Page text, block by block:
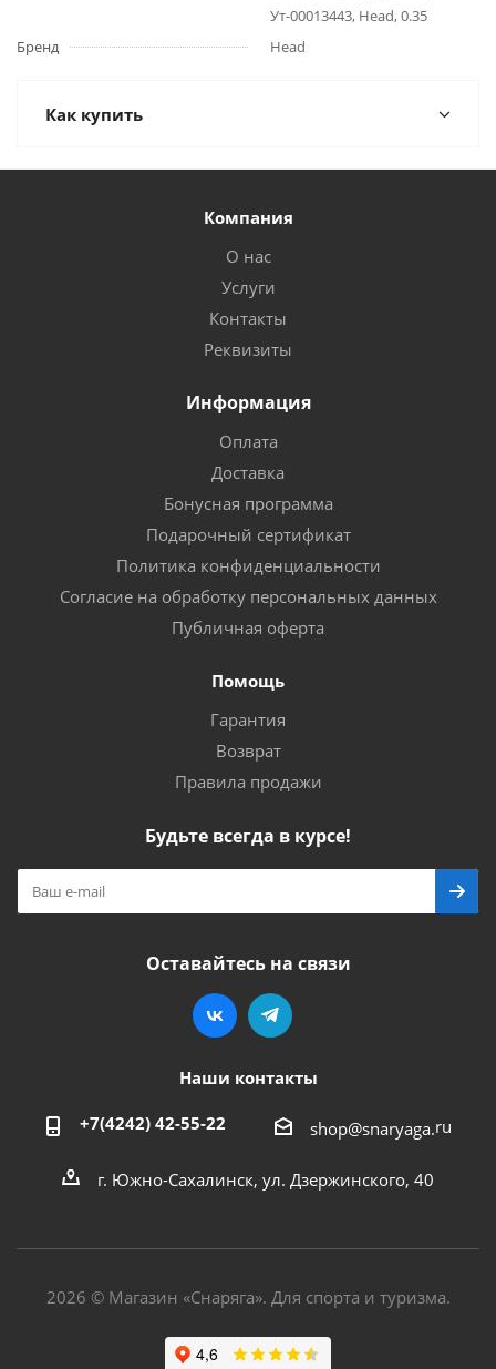
Ут-00013443, Head, 0.35
Бренд
Head
Как купить
Компания
О нас
Услуги
Контакты
Реквизиты
Информация
Оплата
Доставка
Бонусная программа
Подарочный сертификат
Политика конфиденциальности
Согласие на обработку персональных данных
Публичная оферта
Помощь
Гарантия
Возврат
Правила продажи
Будьте всегда в курсе!
Оставайтесь на связи
Наши контакты
+7(4242) 42-55-22 shop@snaryaga.ru
г. Южно-Сахалинск, ул. Дзержинского, 40
2026 © Магазин «Снаряга». Для спорта и туризма.